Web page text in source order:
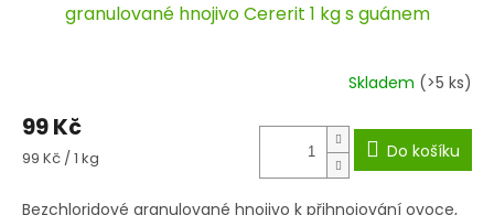
granulované hnojivo Cererit 1 kg s guánem
Skladem (>5 ks)
99 Kč
Měrná
99 Kč / 1 kg Do košíku
Bezchloridové granulované hnojivo k přihnojování ovoce,